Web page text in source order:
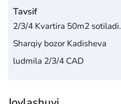
Tavsif
2/3/4 Kvartira 50m2 sotiladi.
Sharqiy bozor Kadisheva
ludmila 2/3/4 CAD